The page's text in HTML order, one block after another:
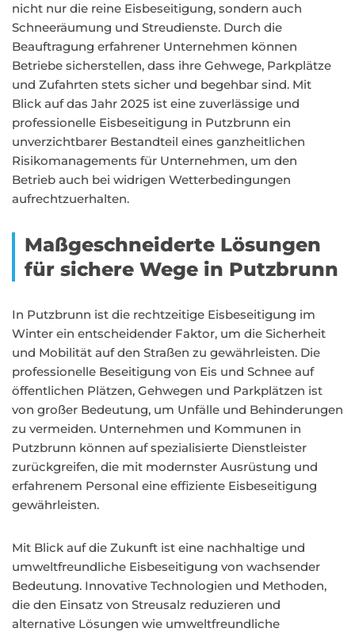
nicht nur die reine Eisbeseitigung, sondern auch
Schneeräumung und Streudienste. Durch die
Beauftragung erfahrener Unternehmen können
Betriebe sicherstellen, dass ihre Gehwege, Parkplätze
und Zufahrten stets sicher und begehbar sind. Mit
Blick auf das Jahr 2025 ist eine zuverlässige und
professionelle Eisbeseitigung in Putzbrunn ein
unverzichtbarer Bestandteil eines ganzheitlichen
Risikomanagements für Unternehmen, um den
Betrieb auch bei widrigen Wetterbedingungen
aufrechtzuerhalten.
Maßgeschneiderte Lösungen
für sichere Wege in Putzbrunn
In Putzbrunn ist die rechtzeitige Eisbeseitigung im
Winter ein entscheidender Faktor, um die Sicherheit
und Mobilität auf den Straßen zu gewährleisten. Die
professionelle Beseitigung von Eis und Schnee auf
öffentlichen Plätzen, Gehwegen und Parkplätzen ist
von großer Bedeutung, um Unfälle und Behinderungen
zu vermeiden. Unternehmen und Kommunen in
Putzbrunn können auf spezialisierte Dienstleister
zurückgreifen, die mit modernster Ausrüstung und
erfahrenem Personal eine effiziente Eisbeseitigung
gewährleisten.
Mit Blick auf die Zukunft ist eine nachhaltige und
umweltfreundliche Eisbeseitigung von wachsender
Bedeutung. Innovative Technologien und Methoden,
die den Einsatz von Streusalz reduzieren und
alternative Lösungen wie umweltfreundliche